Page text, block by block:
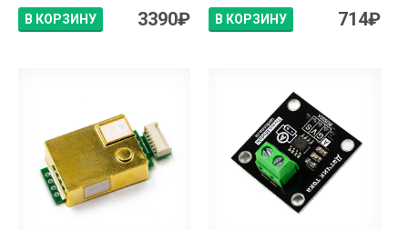
В КОРЗИНУ 3390₽ В КОРЗИНУ 714₽